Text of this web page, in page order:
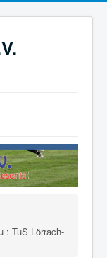
: TuS Lörrach-